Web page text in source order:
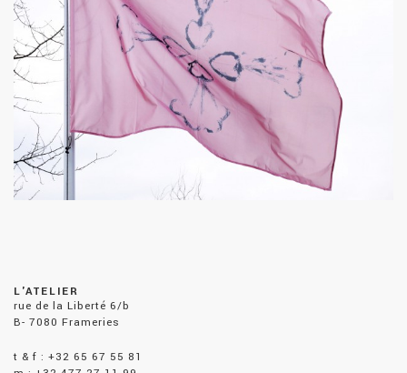
L'ATELIER
rue de la Liberté 6/b
B- 7080 Frameries
t & f : +32 65 67 55 81